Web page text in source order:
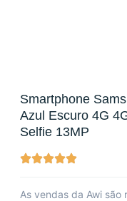
Smartphone
Azul Escuro 4G
Selfie 13MP
As vendas da Awi